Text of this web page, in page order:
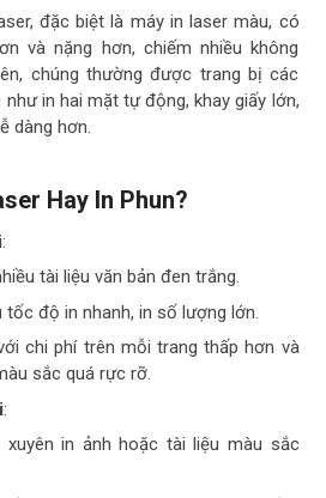
đặc biệt là máy in laser màu, có
và nặng hơn, chiếm nhiều không
chúng thường được trang bị các
in hai mặt tự động, khay giấy lớn,
dàng hơn.
Hay In Phun?
:
tài liệu văn bản đen trắng.
tốc độ in nhanh, in số lượng lớn.
chi phí trên mỗi trang thấp hơn và
sắc quá rực rỡ.
:
xuyên in ảnh hoặc tài liệu màu sắc